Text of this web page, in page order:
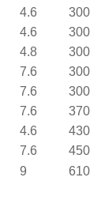
4.6
300
4.6
300
4.8
300
7.6
300
7.6
300
7.6
370
4.6
430
7.6
450
9 610